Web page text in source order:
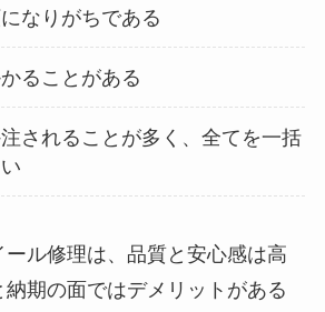
なりがちである
ることがある
されることが多く、全てを一括
ル修理は、品質と安心感は高
期の面ではデメリットがある